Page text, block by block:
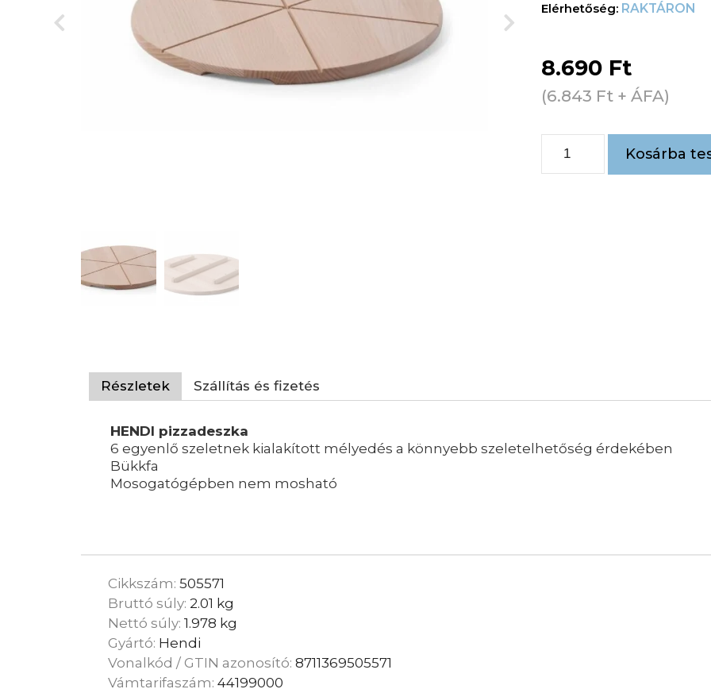
RAKTÁRON
8.690 Ft
(6.843 Ft + ÁFA)
Kosárba
Részletek Szállítás és fizetés
HENDI pizzadeszka
6 egyenlő szeletnek kialakított mélyedés a könnyebb szeletelhetőség érdekében
Bükkfa
Mosogatógépben nem mosható
Cikkszám:505571
Bruttó súly: 2.01 kg
Nettó súly:1.978 kg
Gyártó: Hendi
Vonalkód / GTIN azonosító:8711369505571
Vámtarifaszám:44199000